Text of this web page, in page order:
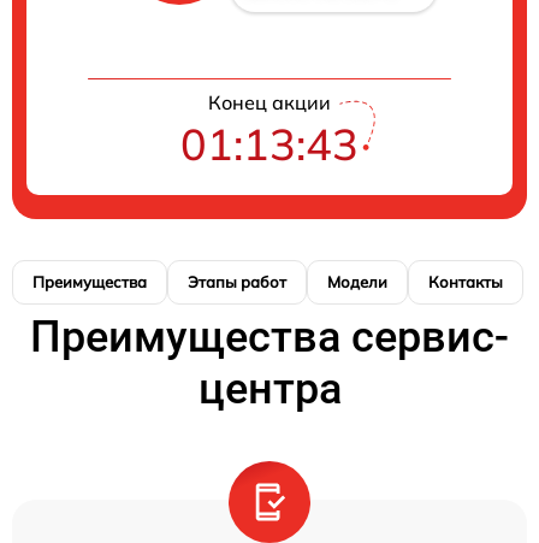
Конец акции
01:13:42
Преимущества Этапы работ Модели Контакты
Преимущества сервис-
центра